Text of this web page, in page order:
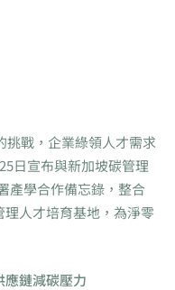
挑戰，企業綠領人才需求
日宣布與新加坡碳管理
產學合作備忘錄，整合
人才培育基地，為淨零
應鏈減碳壓力